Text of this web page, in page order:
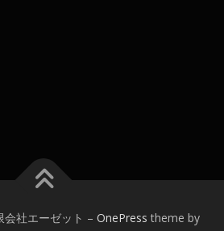
社エーゼット – OnePress theme by